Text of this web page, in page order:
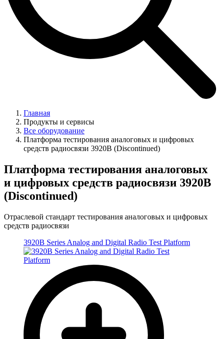
Главная
Продукты и сервисы
Все оборудование
Платформа тестирования аналоговых и цифровых
средств радиосвязи 3920B (Discontinued)
Платформа тестирования аналоговых
и цифровых средств радиосвязи 3920B
(Discontinued)
Отраслевой стандарт тестирования аналоговых и цифровых
средств радиосвязи
3920B Series Analog and Digital Radio Test Platform